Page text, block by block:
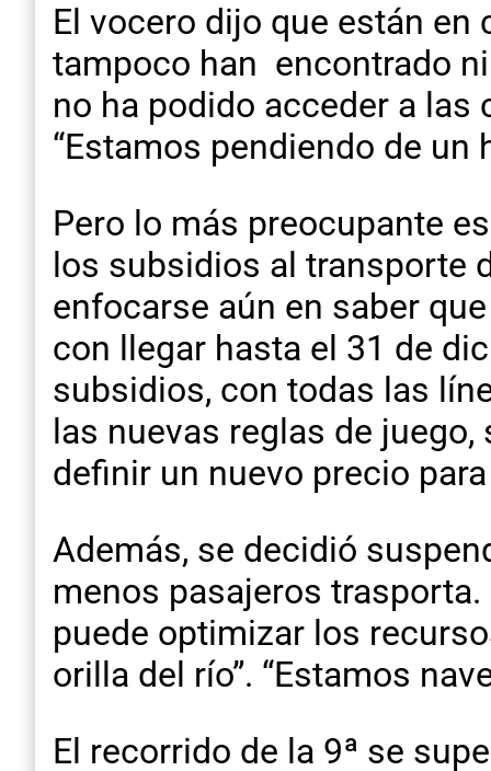
El vocero dijo que están
tampoco han encontrado
no ha podido acceder a
“Estamos pendiendo de un
Pero lo más preocupante
los subsidios al transporte
enfocarse aún en saber
con llegar hasta el 31 de
subsidios, con todas las
las nuevas reglas de
definir un nuevo precio
Además, se decidió
menos pasajeros
puede optimizar los
orilla del río”. “Estamos
El recorrido de la 9ª se